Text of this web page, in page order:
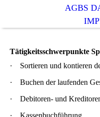
AGBS
Tätigkeitsschwerpunkte
·
Sortieren und kontieren
·
Buchen der laufenden
·
Debitoren- und